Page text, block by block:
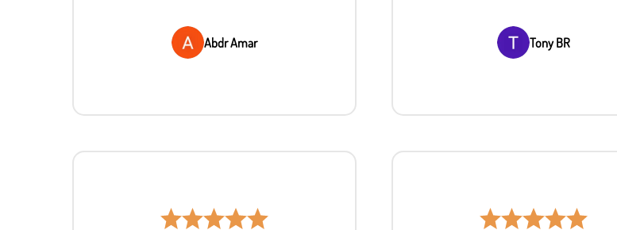
Abdr Amar Tony BR